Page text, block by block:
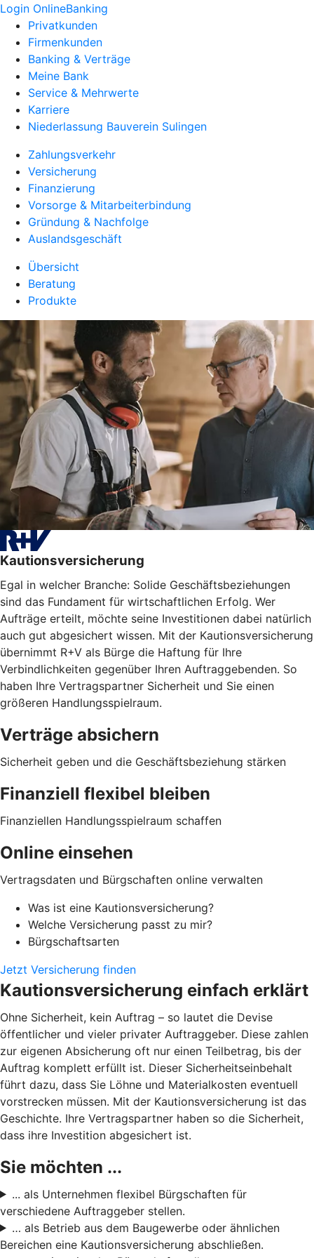
Login OnlineBanking
Privatkunden
Firmenkunden
Banking & Verträge
Meine Bank
Service & Mehrwerte
Karriere
Niederlassung Bauverein Sulingen
Zahlungsverkehr
Versicherung
Finanzierung
Vorsorge & Mitarbeiterbindung
Gründung & Nachfolge
Auslandsgeschäft
Übersicht
Beratung
Produkte
Kautionsversicherung
Egal in welcher Branche: Solide Geschäftsbeziehungen
sind das Fundament für wirtschaftlichen Erfolg. Wer
Aufträge erteilt, möchte seine Investitionen dabei natürlich
auch gut abgesichert wissen. Mit der Kautionsversicherung
übernimmt R+V als Bürge die Haftung für Ihre
Verbindlichkeiten gegenüber Ihren Auftraggebenden. So
haben Ihre Vertragspartner Sicherheit und Sie einen
größeren Handlungsspielraum.
Verträge absichern
Sicherheit geben und die Geschäftsbeziehung stärken
Finanziell flexibel bleiben
Finanziellen Handlungsspielraum schaffen
Online einsehen
Vertragsdaten und Bürgschaften online verwalten
Was ist eine Kautionsversicherung?
Welche Versicherung passt zu mir?
Bürgschaftsarten
Jetzt Versicherung finden
Kautionsversicherung einfach erklärt
Ohne Sicherheit, kein Auftrag – so lautet die Devise
öffentlicher und vieler privater Auftraggeber. Diese zahlen
zur eigenen Absicherung oft nur einen Teilbetrag, bis der
Auftrag komplett erfüllt ist. Dieser Sicherheitseinbehalt
führt dazu, dass Sie Löhne und Materialkosten eventuell
vorstrecken müssen. Mit der Kautionsversicherung ist das
Geschichte. Ihre Vertragspartner haben so die Sicherheit,
dass ihre Investition abgesichert ist.
Sie möchten ...
... als Unternehmen flexibel Bürgschaften für
verschiedene Auftraggeber stellen.
… als Betrieb aus dem Baugewerbe oder ähnlichen
Bereichen eine Kautionsversicherung abschließen.